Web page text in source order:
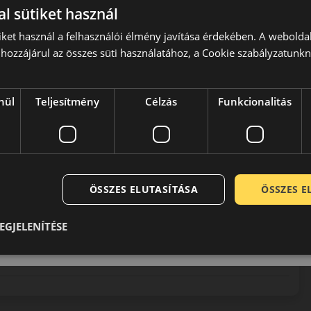
gyártással foglalkozó vállalata. Közel másfél évszázada
belül is az egyik legmagasabb minőséget és
a legmodernebb összetevőkből a legkorszerűbb
Németesen stabil jó minőségükkel még a gyár
sütiket használ
használ a felhasználói élmény javítása érdekében. A
az összes süti használatához, a Cookie
Teljesítmény Célzás Funkcionalitás
ÖSSZES
ÖSSZES ELUTASÍTÁSA